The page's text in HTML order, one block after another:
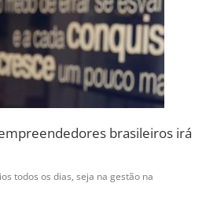
brasileiros irá
todos os dias, seja na gestão na